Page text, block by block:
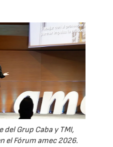
del Grup Caba y TMI,
el Fórum amec 2026.